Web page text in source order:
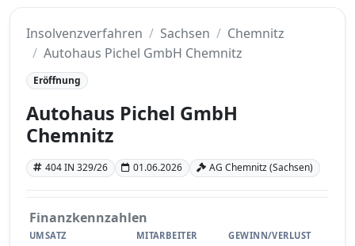
Insolvenzverfahren Sachsen
Chemnitz
Autohaus Pichel GmbH Chemnitz
Eröffnung
Autohaus Pichel GmbH
Chemnitz
404 IN 329/26 01.06.2026 AG Chemnitz (Sachsen)
Finanzkennzahlen
UMSATZ MITARBEITER GEWINN/VERLUST